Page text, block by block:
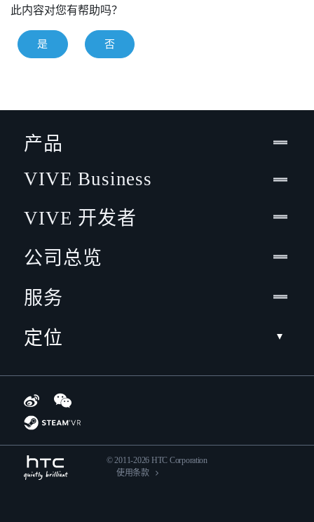
此内容对您有帮助吗？
是 否
产品
VIVE Business
VIVE 开发者
公司总览
服务
定位
© 2011-2026 HTC Corporation
使用条款